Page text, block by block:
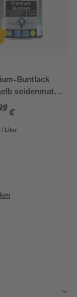
Buntlack
seidenmatt
€
/ Liter